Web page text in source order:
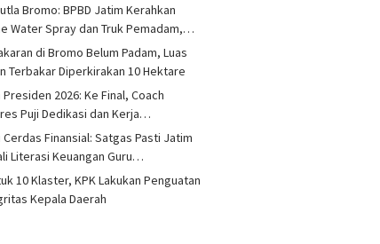
Bromo: BPBD Jatim Kerahkan
Water Spray dan Truk Pemadam,…
di Bromo Belum Padam, Luas
Terbakar Diperkirakan 10 Hektare
Presiden 2026: Ke Final, Coach
Puji Dedikasi dan Kerja…
Cerdas Finansial: Satgas Pasti Jatim
Literasi Keuangan Guru…
10 Klaster, KPK Lakukan Penguatan
Kepala Daerah